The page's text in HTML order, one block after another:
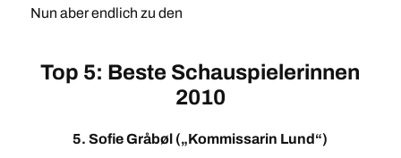
Nun aber endlich zu den
Top 5: Beste Schauspielerinnen
2010
5. Sofie Gråbøl („Kommissarin Lund“)